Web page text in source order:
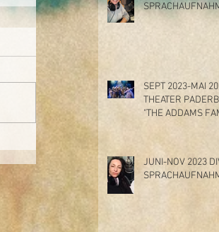
SEPT 2023-MAI
THEATER
"THE ADDAMS
JUNI-NOV 2023